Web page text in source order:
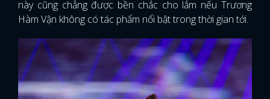
này cũng chẳng được bền chắc cho lắm nếu Trương
Hàm Vận không có tác phẩm nổi bật trong thời gian tới.